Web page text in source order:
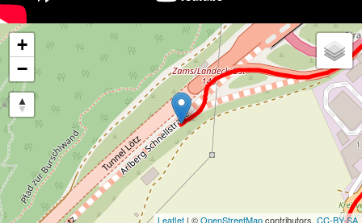
+
−
Leaflet | ©OpenStreetMapcontributors, CC-BY-SA